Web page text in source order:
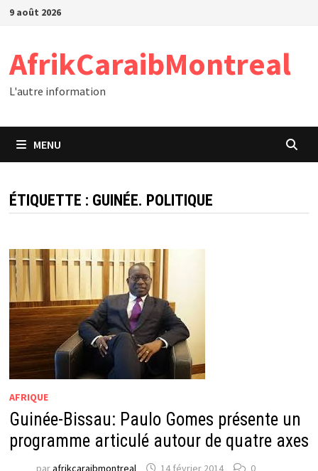
Passer
9 août 2026
AfrikCaraibMontreal
L'autre information
MENU
ÉTIQUETTE : GUINÉE. POLITIQUE
AFRIQUE
Guinée-Bissau: Paulo Gomes présente un
programme articulé autour de quatre axes